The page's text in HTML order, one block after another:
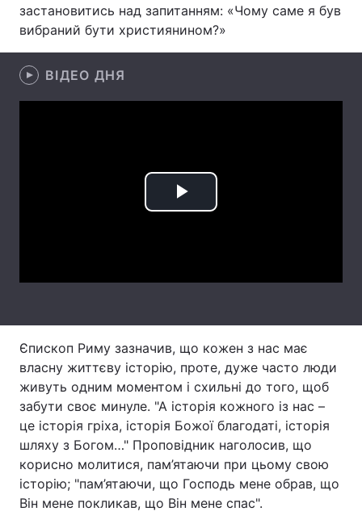
Здоров'я
Цікавинки Погода
Екологія Регіони
Лонгріди
Відео з Youtube
застановитись над запитанням: «Чому саме я був
вибраний бути християнином?»
ВІДЕО ДНЯ
Play
Єпископ Риму зазначив, що кожен з нас має
власну життєву історію, проте, дуже часто люди
живуть одним моментом і схильні до того, щоб
забути своє минуле. "А історія кожного із нас –
це історія гріха, історія Божої благодаті, історія
шляху з Богом…" Проповідник наголосив, що
корисно молитися, пам’ятаючи при цьому свою
історію; "пам’ятаючи, що Господь мене обрав, що
Він мене покликав, що Він мене спас".